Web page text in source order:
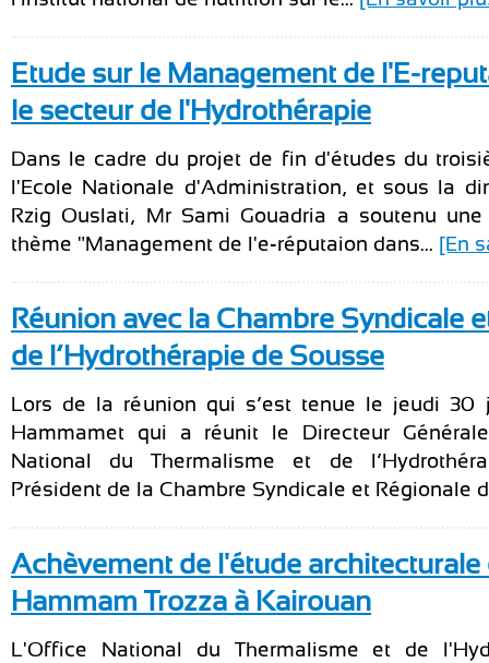
Etude sur le Management de l'E-
le secteur de l'Hydrothérapie
Dans le cadre du projet de fin d'études du
l'Ecole Nationale d'Administration, et sous la
Rzig Ouslati, Mr Sami Gouadria a soutenu
thème "Management de l'e-réputaion dans... [En
Réunion avec la Chambre Syndicale
de l’Hydrothérapie de Sousse
Lors de la réunion qui s’est tenue le jeudi 30
Hammamet qui a réunit le Directeur
National du Thermalisme et de
Président de la Chambre Syndicale et Régionale
Achèvement de l'étude architecturale
Hammam Trozza à Kairouan
L'Office National du Thermalisme et de